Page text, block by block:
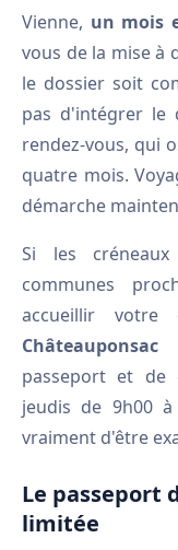
Vienne, un mois
vous de la mise à
le dossier soit
pas d'intégrer le
rendez-vous, qui
quatre mois.
démarche
Si les
communes
accueillir votre
Châteauponsac
passeport et de
jeudis de 9h00
vraiment d'être
Le passeport
limitée